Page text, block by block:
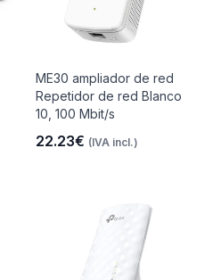
ME30 ampliador de red
Repetidor de red Blanco
10, 100 Mbit/s
22.23€ (IVA incl.)